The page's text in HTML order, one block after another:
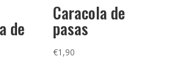
de
Caracola de
pasas
€1,90